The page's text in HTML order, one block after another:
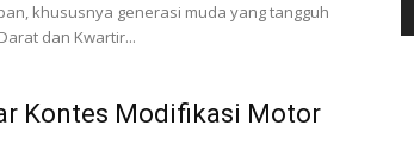
khususnya generasi muda yang tangguh
dan Kwartir...
Kontes Modifikasi Motor